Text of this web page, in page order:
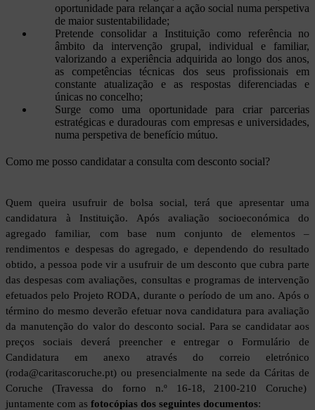
oportunidade para relançar a ação social numa perspetiva
de maior sustentabilidade;
Pretende consolidar a Instituição como referência no
âmbito da intervenção grupal, individual e familiar,
valorizando a experiência adquirida ao longo dos anos,
as competências técnicas dos seus profissionais em
constante atualização e as respostas diferenciadas e
únicas no concelho;
Surge como uma oportunidade para criar parcerias
estratégicas e duradouras com empresas e universidades,
numa perspetiva de benefício mútuo.
Como me posso candidatar a consulta com desconto social?
Quem queira usufruir de bolsa social, terá que apresentar uma
candidatura à Instituição. Após avaliação socioeconómica do
agregado familiar, com base num conjunto de elementos –
rendimentos e despesas do agregado, e dependendo do resultado
obtido, a pessoa pode vir a usufruir de um desconto que cubra parte
das despesas com avaliações, consultas e programas de intervenção
efetuados pelo Projeto RODA, durante o período de um ano. Após o
término do mesmo deverão efetuar nova candidatura para avaliação
da manutenção do valor do desconto social. Para se candidatar aos
preços sociais deverá preencher e entregar o Formulário de
Candidatura em anexo através do correio eletrónico
(roda@caritascoruche.pt) ou presencialmente na sede da Cáritas de
Coruche (Travessa do forno n.º 16-18, 2100-210 Coruche)
juntamente com as fotocópias dos seguintes documentos: